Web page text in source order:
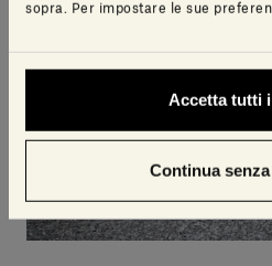
sopra. Per impostare le sue
Accetta tutti
Continua